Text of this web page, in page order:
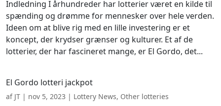
Indledning I århundreder har lotterier været en kilde til
spænding og drømme for mennesker over hele verden.
Ideen om at blive rig med en lille investering er et
koncept, der krydser grænser og kulturer. Et af de
lotterier, der har fascineret mange, er El Gordo, det...
El Gordo lotteri jackpot
af JT | nov 5, 2023 | Lottery News, Other lotteries